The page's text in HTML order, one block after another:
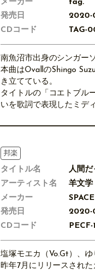
メーカー
tag.
発売日
2020-
CDコード
TAG-
南魚沼市出身のシンガー
本曲はOvallのShingo
き立てている。
タイトルの「コエトブル
いを歌詞で表現したミデ
邦楽
タイトル名
人間だ
アーティスト名
羊文学
メーカー
発売日
2020-
CDコード
PECF-
塩塚モエカ（Vo.Gt）、
昨年7月にリリースされ